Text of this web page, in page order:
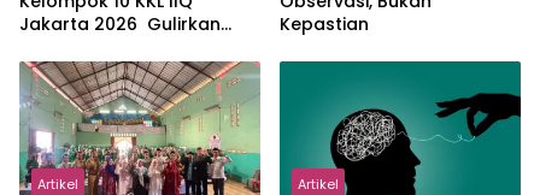
Jakarta 2026 Gulirkan
Sukamanah
Kepastian
Artikel Artikel